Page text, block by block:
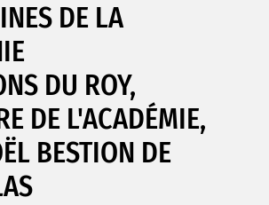
DE LA
DU ROY,
DE L'ACADÉMIE,
BESTION DE